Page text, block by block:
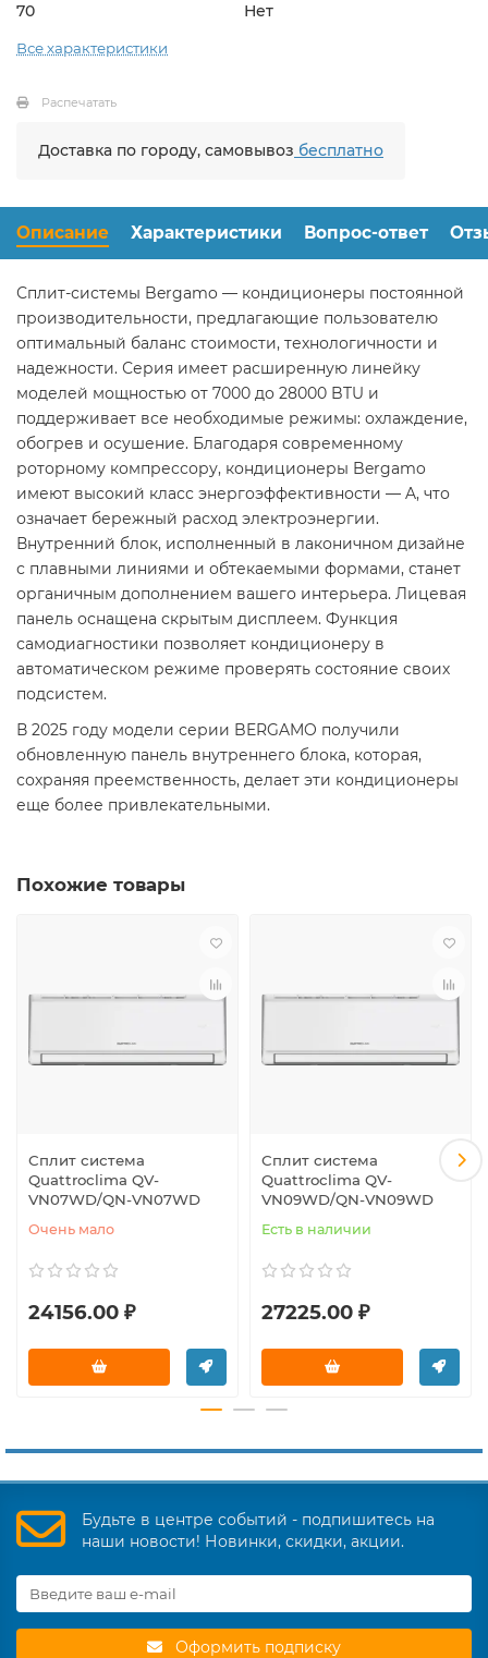
70 Нет
Все характеристики
Распечатать
Доставка по городу, самовывоз бесплатно
Описание Характеристики Вопрос-ответ
Сплит-системы Bergamo — кондиционеры постоянной
производительности, предлагающие пользователю
оптимальный баланс стоимости, технологичности и
надежности. Серия имеет расширенную линейку
моделей мощностью от 7000 до 28000 BTU и
поддерживает все необходимые режимы: охлаждение,
обогрев и осушение. Благодаря современному
роторному компрессору, кондиционеры Bergamo
имеют высокий класс энергоэффективности — A, что
означает бережный расход электроэнергии.
Внутренний блок, исполненный в лаконичном дизайне
с плавными линиями и обтекаемыми формами, станет
органичным дополнением вашего интерьера. Лицевая
панель оснащена скрытым дисплеем. Функция
самодиагностики позволяет кондиционеру в
автоматическом режиме проверять состояние своих
подсистем.
В 2025 году модели серии BERGAMO получили
обновленную панель внутреннего блока, которая,
сохраняя преемственность, делает эти кондиционеры
еще более привлекательными.
Похожие товары
Сплит система
Quattroclima QV-
VN07WD/QN-VN07WD
Очень мало
24156.00 ₽
Сплит система
Quattroclima QV-
VN09WD/QN-VN09WD
Есть в наличии
27225.00 ₽
Будьте в центре событий - подпишитесь на
наши новости! Новинки, скидки, акции.
Оформить подписку